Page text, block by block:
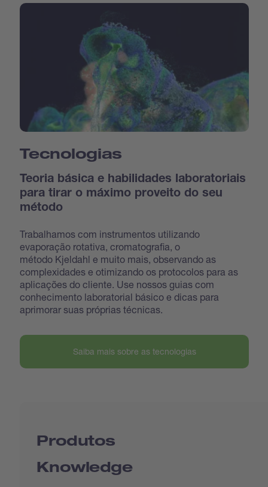
Tecnologias
Teoria básica e habilidades laboratoriais
para tirar o máximo proveito do seu
método
Trabalhamos com instrumentos utilizando
evaporação rotativa, cromatografia, o
método Kjeldahl e muito mais, observando as
complexidades e otimizando os protocolos para as
aplicações do cliente. Use nossos guias com
conhecimento laboratorial básico e dicas para
aprimorar suas próprias técnicas.
Saiba mais sobre as tecnologias
Produtos
Knowledge